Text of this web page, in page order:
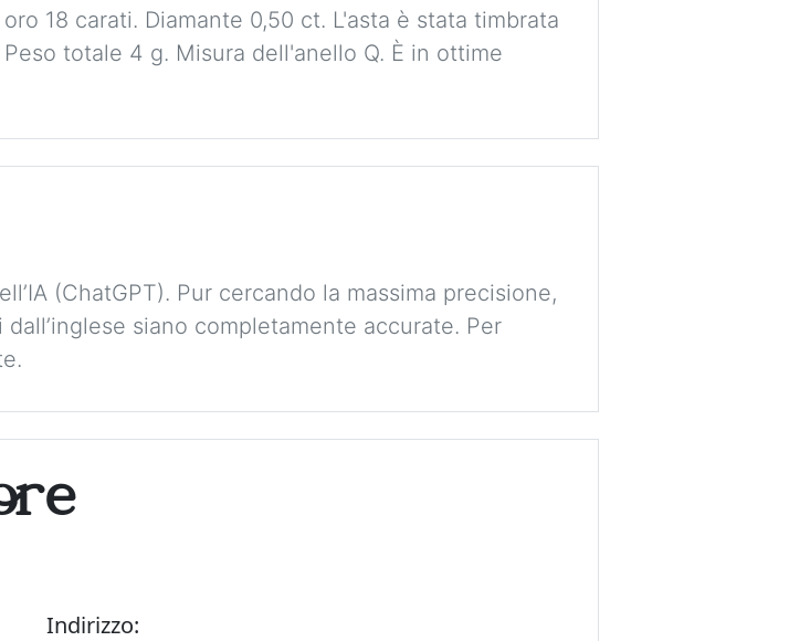
18 carati. Diamante 0,50 ct. L'asta è stata timbrata
totale 4 g. Misura dell'anello Q. È in ottime
(ChatGPT). Pur cercando la massima precisione,
siano completamente accurate. Per
Indirizzo: